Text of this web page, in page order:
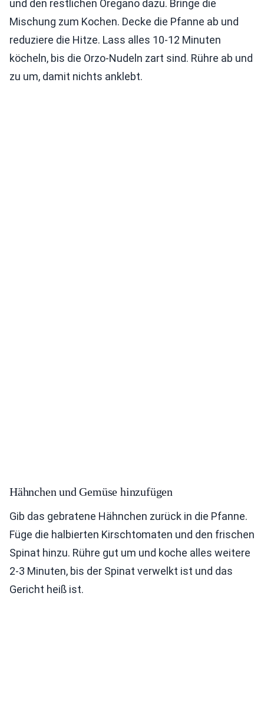
und den restlichen Oregano dazu. Bringe die
Mischung zum Kochen. Decke die Pfanne ab und
reduziere die Hitze. Lass alles 10-12 Minuten
köcheln, bis die Orzo-Nudeln zart sind. Rühre ab und
zu um, damit nichts anklebt.
Hähnchen und Gemüse hinzufügen
Gib das gebratene Hähnchen zurück in die Pfanne.
Füge die halbierten Kirschtomaten und den frischen
Spinat hinzu. Rühre gut um und koche alles weitere
2-3 Minuten, bis der Spinat verwelkt ist und das
Gericht heiß ist.